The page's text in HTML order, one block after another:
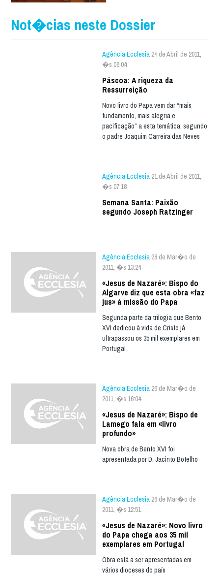
Not�cias neste Dossier
Agência Ecclesia 24 de Abril de 2011,
�s 06:04
Páscoa: A riqueza da
Ressurreição
Novo livro do Papa vem dar “mais
fundamento, mais alegria e
pacificação” a esta temática, segundo
o padre Joaquim Carreira das Neves
Agência Ecclesia 21 de Abril de 2011,
�s 07:18
Semana Santa: Paixão
segundo Joseph Ratzinger
Agência Ecclesia 28 de Mar�o de
2011, �s 13:24
«Jesus de Nazaré»: Bispo do
Algarve diz que esta obra «faz
jus» à missão do Papa
Segunda parte da trilogia que Bento
XVI dedicou à vida de Cristo já
ultrapassou os 35 mil exemplares em
Portugal
Agência Ecclesia 26 de Mar�o de
2011, �s 16:04
«Jesus de Nazaré»: Bispo de
Lamego fala em «livro
profundo»
Nova obra de Bento XVI foi
apresentada por D. Jacinto Botelho
Agência Ecclesia 26 de Mar�o de
2011, �s 12:51
«Jesus de Nazaré»: Novo livro
do Papa chega aos 35 mil
exemplares em Portugal
Obra está a ser apresentadas em
vários dioceses do país